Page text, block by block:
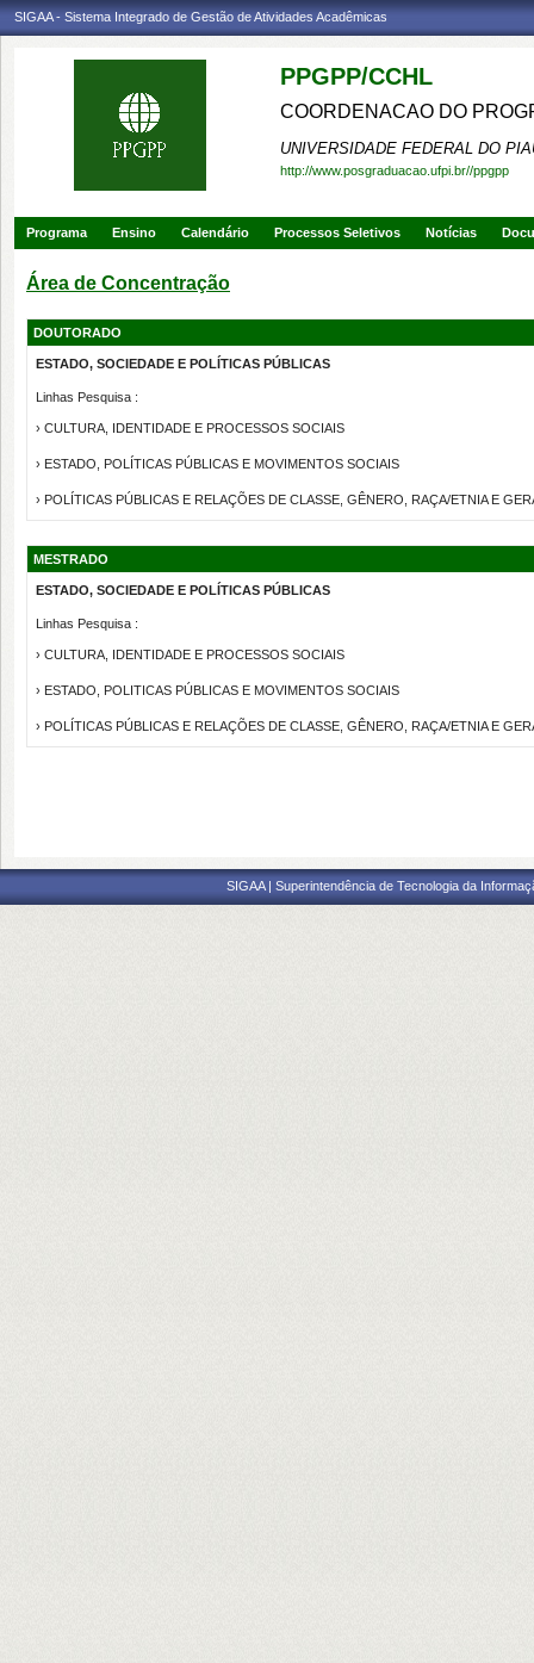
SIGAA - Sistema Integrado de Gestão de Atividades Acadêmicas
PPGPP/CCHL
COORDENACAO DO
UNIVERSIDADE FEDERAL DO
http://www.posgraduacao.ufpi.br//ppgpp
Programa Ensino Calendário Processos Seletivos Notícias
Área de Concentração
DOUTORADO
ESTADO, SOCIEDADE E POLÍTICAS PÚBLICAS
Linhas Pesquisa :
› CULTURA, IDENTIDADE E PROCESSOS SOCIAIS
› ESTADO, POLÍTICAS PÚBLICAS E MOVIMENTOS SOCIAIS
› POLÍTICAS PÚBLICAS E RELAÇÕES DE CLASSE, GÊNERO, RAÇA/ETNIA E
MESTRADO
ESTADO, SOCIEDADE E POLÍTICAS PÚBLICAS
Linhas Pesquisa :
› CULTURA, IDENTIDADE E PROCESSOS SOCIAIS
› ESTADO, POLITICAS PÚBLICAS E MOVIMENTOS SOCIAIS
› POLÍTICAS PÚBLICAS E RELAÇÕES DE CLASSE, GÊNERO, RAÇA/ETNIA E
SIGAA | Superintendência de Tecnologia da